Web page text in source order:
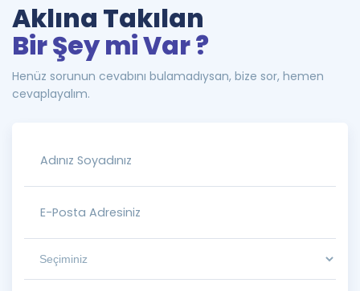
Aklına Takılan
Bir Şey mi Var ?
Henüz sorunun cevabını bulamadıysan, bize sor, hemen
cevaplayalım.